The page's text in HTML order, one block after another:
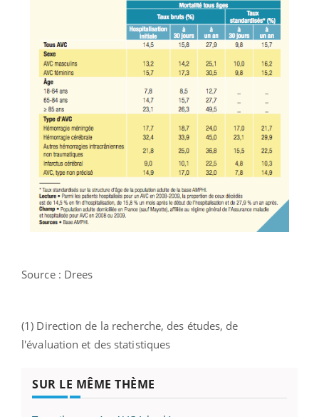
Source : Drees
(1) Direction de la recherche, des études, de
l'évaluation et des statistiques
SUR LE MÊME THÈME